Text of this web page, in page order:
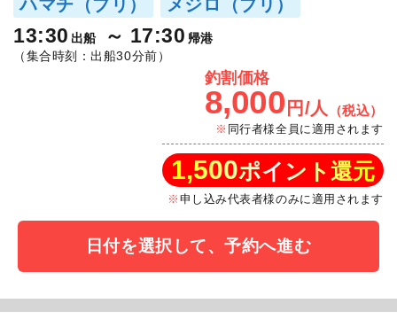
ハマチ（ブリ） メジロ（ブリ）
13:30 出船 17:30 帰港
（集合時刻：出船30分前）
釣割価格
8,000 円/人 （税込）
同行者様全員に適用されます
1,500ポイント還元
申し込み代表者様のみに適用されます
日付を選択して、予約へ進む